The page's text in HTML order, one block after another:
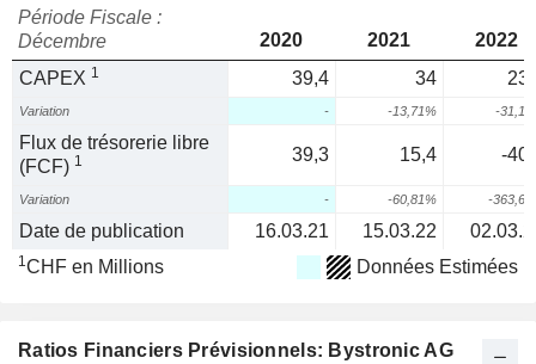
Période Fiscale :
Décembre
2020 2021
2022
CAPEX 1 39,4 34
Variation - -13,71% -
Flux de trésorerie libre
(FCF) 1 39,3 15,4 -
Variation - -60,81% -
Date de publication 16.03.21 15.03.22
1CHF en Millions Données Estimées
Ratios Financiers Prévisionnels: Bystronic AG